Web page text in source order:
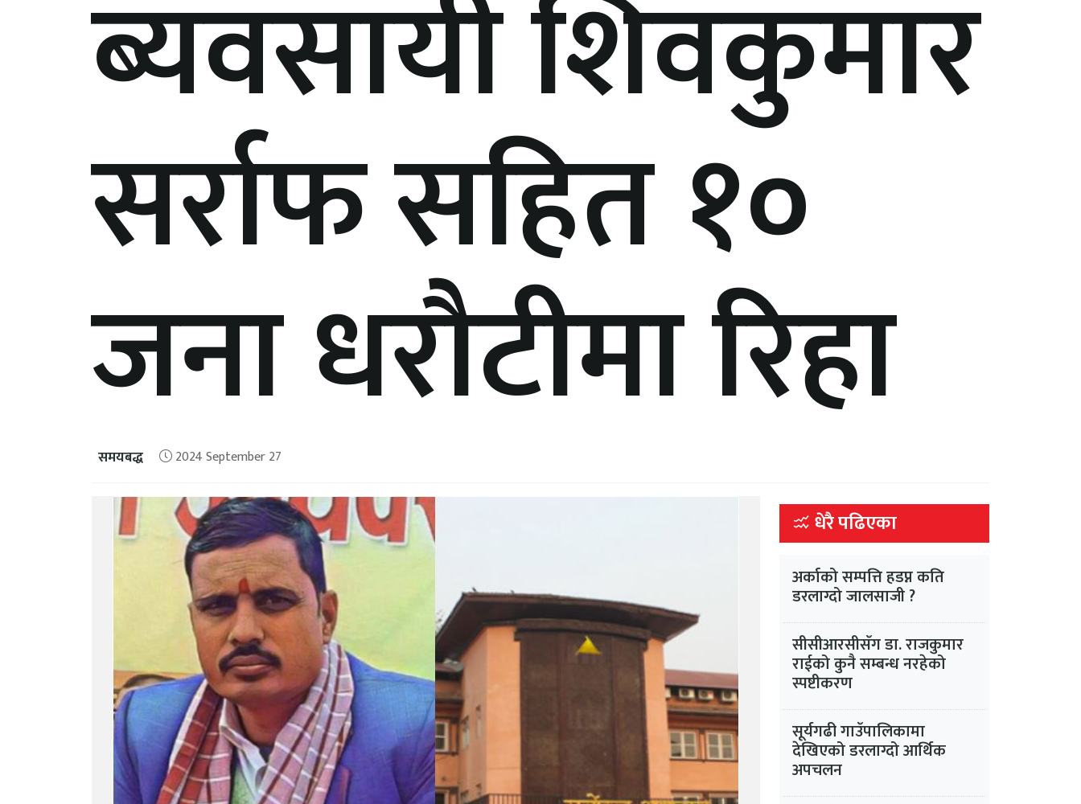
ब्यवसायी शिवकुमार
सर्राफ सहित १०
जना धरौटीमा रिहा
समयबद्ध 2024 September 27
धेरै पढिएका
अर्काको सम्पत्ति हडप्न कति
डरलाग्दो जालसाजी ?
सीसीआरसीसँग डा. राजकुमार
राईको कुनै सम्बन्ध नरहेको
स्पष्टीकरण
सूर्यगढी गाउँपालिकामा
देखिएको डरलाग्दो आर्थिक
अपचलन